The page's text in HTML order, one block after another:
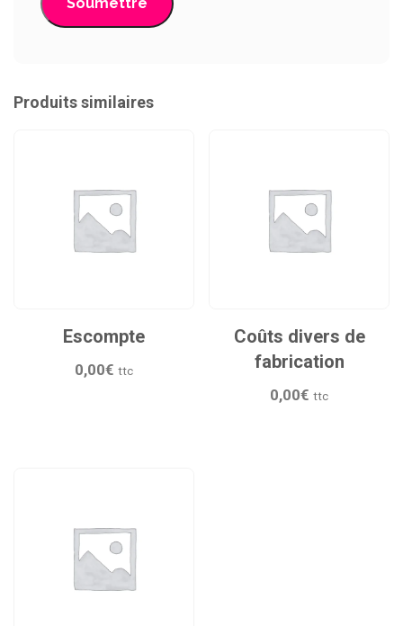
Produits similaires
Escompte
0,00€ ttc
Coûts divers de
fabrication
0,00€ ttc